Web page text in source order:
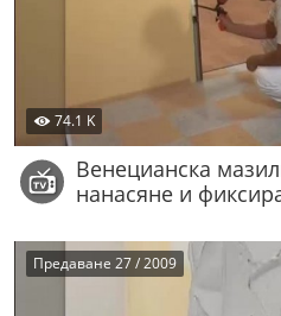
74.1 K
Венецианска
нанасяне и
Предаване 27 / 2009